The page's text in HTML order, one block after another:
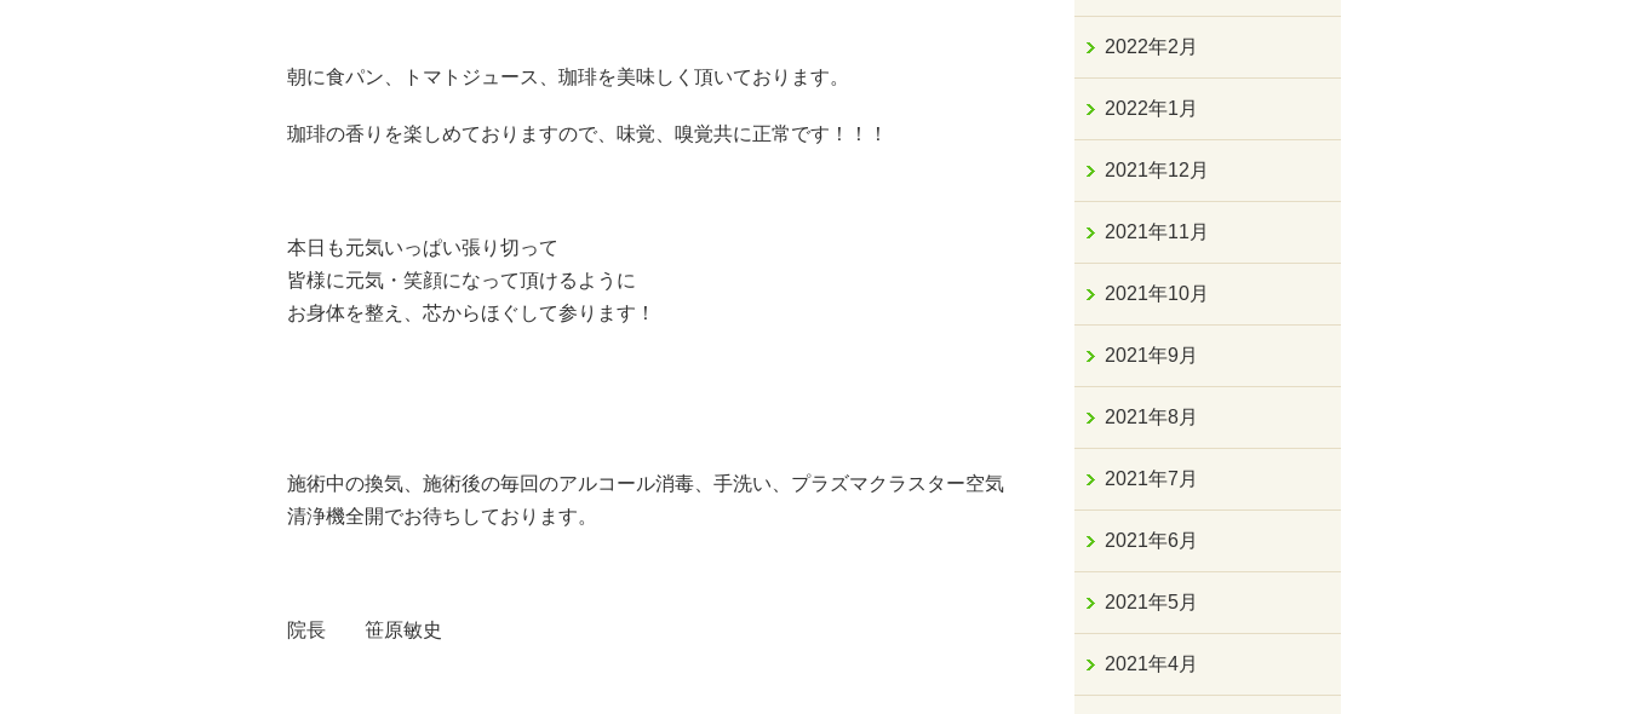
朝に食パン、トマトジュース、珈琲を美味しく頂いております。
珈琲の香りを楽しめておりますので、味覚、嗅覚共に正常です！！！
本日も元気いっぱい張り切って
皆様に元気・笑顔になって頂けるように
お身体を整え、芯からほぐして参ります！
施術中の換気、施術後の毎回のアルコール消毒、手洗い、プラズマクラスター空気
清浄機全開でお待ちしております。
院長 笹原敏史
2022年2月
2022年1月
2021年12月
2021年11月
2021年10月
2021年9月
2021年8月
2021年7月
2021年6月
2021年5月
2021年4月